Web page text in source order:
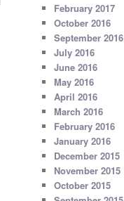
February 2017
October 2016
September 2016
July 2016
June 2016
May 2016
April 2016
March 2016
February 2016
January 2016
December 2015
November 2015
October 2015